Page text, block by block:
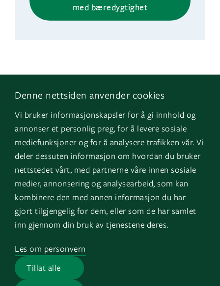
Denne nettsiden anvender cookies
Vi bruker informasjonskapsler for å gi innhold og
annonser et personlig preg, for å levere sosiale
mediefunksjoner og for å analysere trafikken vår. Vi
deler dessuten informasjon om hvordan du bruker
nettstedet vårt, med partnerne våre innen sosiale
medier, annonsering og analysearbeid, som kan
kombinere den med annen informasjon du har
gjort tilgjengelig for dem, eller som de har samlet
inn gjennom din bruk av tjenestene deres.
Tillat alle
Les om personvern
med bæredygtighet
Følg os
Facebook
LinkedIn
Instagram
YouTube
Naviger
Kontakt os
Vores tjenester
Referencer
Om os
Varsling
GK Norge
GK Sverige